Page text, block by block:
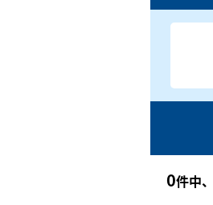
0件中、